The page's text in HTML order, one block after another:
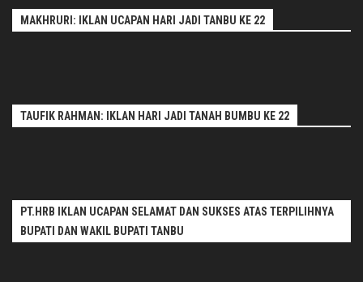
MAKHRURI: IKLAN UCAPAN HARI JADI TANBU KE 22
TAUFIK RAHMAN: IKLAN HARI JADI TANAH BUMBU KE 22
PT.HRB IKLAN UCAPAN SELAMAT DAN SUKSES ATAS TERPILIHNYA
BUPATI DAN WAKIL BUPATI TANBU